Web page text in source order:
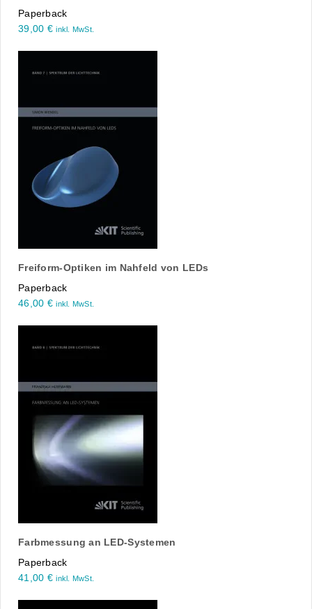
Paperback
39,00 € inkl. MwSt.
Freiform-Optiken im Nahfeld von LEDs
Paperback
46,00 € inkl. MwSt.
Farbmessung an LED-Systemen
Paperback
41,00 € inkl. MwSt.